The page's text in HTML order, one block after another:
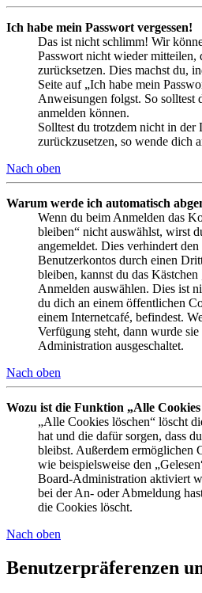
Ich habe mein Passwort vergessen!
Das ist nicht schlimm! Wir
Passwort nicht wieder mitteilen,
zurücksetzen. Dies machst du,
Seite auf „Ich habe mein
Anweisungen folgst. So solltest
anmelden können.
Solltest du trotzdem nicht in der
zurückzusetzen, so wende dich
Nach oben
Warum werde ich automatisch
Wenn du beim Anmelden das
bleiben“ nicht auswählst, wirst
angemeldet. Dies verhindert
Benutzerkontos durch einen
bleiben, kannst du das
Anmelden auswählen. Dies ist
du dich an einem öffentlichen
einem Internetcafé, befindest.
Verfügung steht, dann wurde
Administration ausgeschaltet.
Nach oben
Wozu ist die Funktion „Alle Cookies
„Alle Cookies löschen“ löscht
hat und die dafür sorgen, dass
bleibst. Außerdem ermöglichen
wie beispielsweise den
Board-Administration aktiviert
bei der An- oder Abmeldung
die Cookies löscht.
Nach oben
Benutzerpräferenzen